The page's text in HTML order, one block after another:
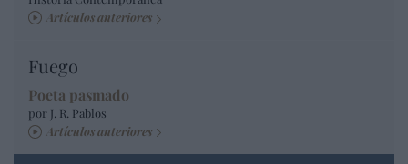
Artículos anteriores
Fuego
Poeta pasmado
por J. R. Pablos
Artículos anteriores